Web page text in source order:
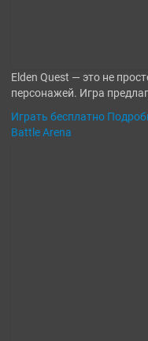
Elden Quest — это не
персонажей. Игра
Играть бесплатно
Battle Arena